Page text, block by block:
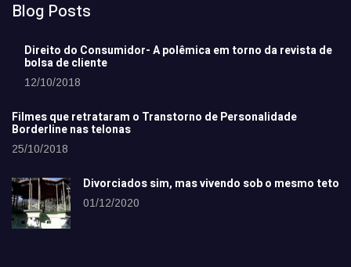
Blog Posts
Direito do Consumidor- A polêmica em torno da revista de
bolsa de cliente
12/10/2018
Filmes que retrataram o Transtorno de Personalidade
Borderline nas telonas
25/10/2018
Divorciados sim, mas vivendo sob o mesmo teto
01/12/2020